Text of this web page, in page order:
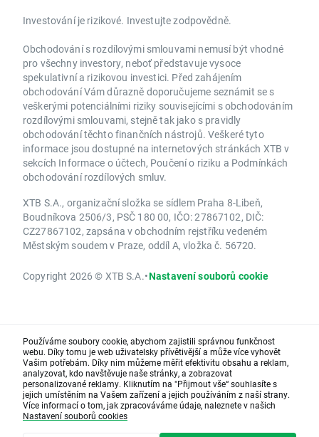
Investování je rizikové. Investujte zodpovědně.
Obchodování s rozdílovými smlouvami nemusí být vhodné
pro všechny investory, neboť představuje vysoce
spekulativní a rizikovou investici. Před zahájením
obchodování Vám důrazně doporučujeme seznámit se s
veškerými potenciálními riziky souvisejícími s obchodováním
rozdílovými smlouvami, stejně tak jako s pravidly
obchodování těchto finančních nástrojů. Veškeré tyto
informace jsou dostupné na internetových stránkách XTB v
sekcích Informace o účtech, Poučení o riziku a Podmínkách
obchodování rozdílových smluv.
XTB S.A., organizační složka se sídlem Praha 8-Libeň,
Boudníkova 2506/3, PSČ 180 00, IČO: 27867102, DIČ:
CZ27867102, zapsána v obchodním rejstříku vedeném
Městským soudem v Praze, oddíl A, vložka č. 56720.
Copyright 2026 © XTB S.A.•Nastavení souborů cookie
Používáme soubory cookie, abychom zajistili správnou funkčnost
webu. Díky tomu je web uživatelsky přívětivější a může více vyhovět
Vašim potřebám. Díky nim můžeme měřit efektivitu obsahu a reklam,
analyzovat, kdo navštěvuje naše stránky, a zobrazovat
personalizované reklamy. Kliknutím na "Přijmout vše“ souhlasíte s
jejich umístěním na Vašem zařízení a jejich používáním z naší strany.
Více informací o tom, jak zpracováváme údaje, naleznete v našich
Nastavení souborů cookies